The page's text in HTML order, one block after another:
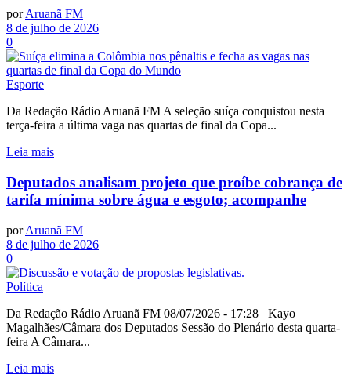
por Aruanã FM
8 de julho de 2026
0
Esporte
Da Redação Rádio Aruanã FM A seleção suíça conquistou nesta
terça-feira a última vaga nas quartas de final da Copa...
Leia mais
Deputados analisam projeto que proíbe cobrança de
tarifa mínima sobre água e esgoto; acompanhe
por Aruanã FM
8 de julho de 2026
0
Política
Da Redação Rádio Aruanã FM 08/07/2026 - 17:28 Kayo
Magalhães/Câmara dos Deputados Sessão do Plenário desta quarta-
feira A Câmara...
Leia mais